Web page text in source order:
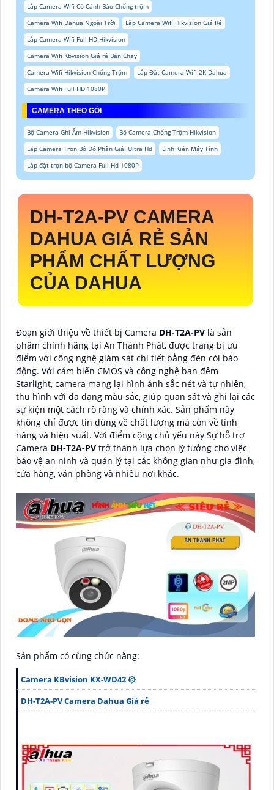
Lắp Camera Wifi Có Cảnh Báo Chống trộm
Camera Wifi Dahua Ngoài Trời
Lắp Camera Wifi Hikvision Giá Rẻ
Lắp Camera Wifi Full HD Hikvision
Camera Wifi Kbvision Giá rẻ Bán Chạy
Camera Wifi Hikvision Chống Trộm
Lắp Đặt Camera Wifi 2K Dahua
Camera Wifi Full HD 1080P
CAMERA THEO GÓI
Bộ Camera Ghi Âm Hikvision
Bô Camera Chống Trộm Hikvision
Lắp Camera Trọn Bộ Độ Phân Giải Ultra Hd
Linh Kiện Máy Tính
Lắp đặt trọn bộ Camera Full Hd 1080P
DH-T2A-PV CAMERA
DAHUA GIÁ RẺ SẢN
PHẨM CHẤT LƯỢNG
CỦA DAHUA
Đoạn giới thiệu về thiết bị Camera DH-T2A-PV là sản
phẩm chính hãng tại An Thành Phát, được trang bị ưu
điểm với công nghệ giám sát chi tiết bằng đèn còi báo
động. Với cảm biến CMOS và công nghệ ban đêm
Starlight, camera mang lại hình ảnh sắc nét và tự nhiên,
thu hình với đa dạng màu sắc, giúp quan sát và ghi lại các
sự kiện một cách rõ ràng và chính xác. Sản phẩm này
không chỉ được tin dùng về chất lượng mà còn về tính
năng và hiệu suất. Với điểm cộng chủ yếu này Sự hỗ trợ
Camera DH-T2A-PV trở thành lựa chọn lý tưởng cho việc
bảo vệ an ninh và quản lý tại các không gian như gia đình,
cửa hàng, văn phòng và nhiều nơi khác.
Sản phẩm có cùng chức năng:
Camera KBvision KX-WD42 ۞
DH-T2A-PV Camera Dahua Giá rẻ